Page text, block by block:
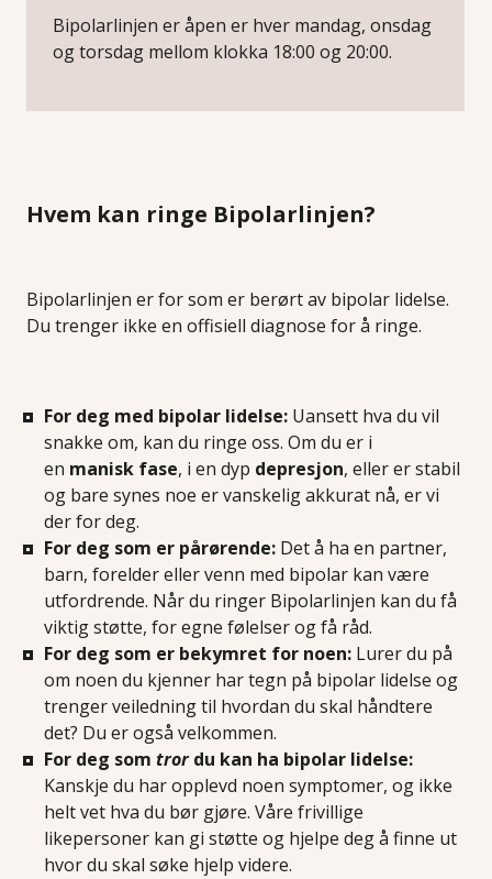
Bipolarlinjen er åpen er hver mandag, onsdag
og torsdag mellom klokka 18:00 og 20:00.
Hvem kan ringe Bipolarlinjen?
Bipolarlinjen er for som er berørt av bipolar lidelse.
Du trenger ikke en offisiell diagnose for å ringe.
For deg med bipolar lidelse: Uansett hva du vil
snakke om, kan du ringe oss. Om du er i
en manisk fase, i en dyp depresjon, eller er stabil
og bare synes noe er vanskelig akkurat nå, er vi
der for deg.
For deg som er pårørende: Det å ha en partner,
barn, forelder eller venn med bipolar kan være
utfordrende. Når du ringer Bipolarlinjen kan du få
viktig støtte, for egne følelser og få råd.
For deg som er bekymret for noen: Lurer du på
om noen du kjenner har tegn på bipolar lidelse og
trenger veiledning til hvordan du skal håndtere
det? Du er også velkommen.
For deg somtrordu kan ha bipolar lidelse:
Kanskje du har opplevd noen symptomer, og ikke
helt vet hva du bør gjøre. Våre frivillige
likepersoner kan gi støtte og hjelpe deg å finne ut
hvor du skal søke hjelp videre.